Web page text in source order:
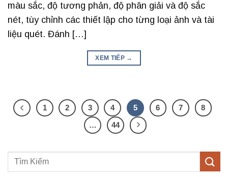
màu sắc, độ tương phản, độ phân giải và độ sắc
nét, tùy chỉnh các thiết lập cho từng loại ảnh và tài
liệu quét. Đánh […]
XEM TIẾP →
1 2 3 4 5 6 7
8
…
44